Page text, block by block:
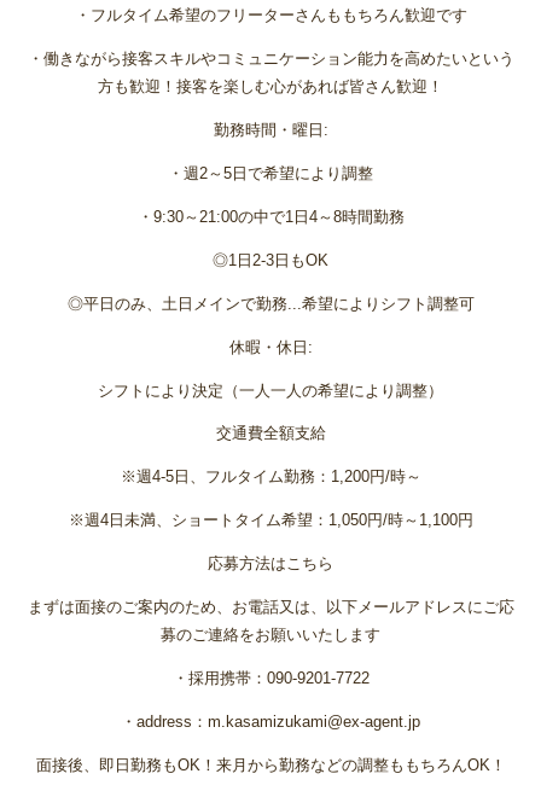
・フルタイム希望のフリーターさんももちろん歓迎です
・働きながら接客スキルやコミュニケーション能力を高めたいという
方も歓迎！接客を楽しむ心があれば皆さん歓迎！
勤務時間・曜日:
・週2～5日で希望により調整
・9:30～21:00の中で1日4～8時間勤務
◎1日2-3日もOK
◎平日のみ、土日メインで勤務...希望によりシフト調整可
休暇・休日:
シフトにより決定（一人一人の希望により調整）
交通費全額支給
※週4-5日、フルタイム勤務：1,200円/時～
※週4日未満、ショートタイム希望：1,050円/時～1,100円
応募方法はこちら
まずは面接のご案内のため、お電話又は、以下メールアドレスにご応
募のご連絡をお願いいたします
・採用携帯：090-9201-7722
・address：m.kasamizukami@ex-agent.jp
面接後、即日勤務もOK！来月から勤務などの調整ももちろんOK！